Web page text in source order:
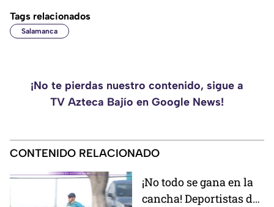
Tags relacionados
Salamanca
¡No te pierdas nuestro contenido, sigue a
TV Azteca Bajío en Google News!
CONTENIDO RELACIONADO
¡No todo se gana en la
cancha! Deportistas de